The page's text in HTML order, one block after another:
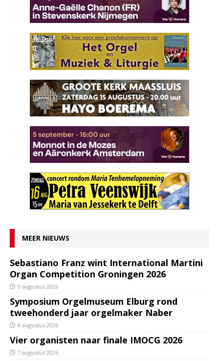
MEER NIEUWS
Sebastiano Franz wint International Martini
Organ Competition Groningen 2026
9 augustus 2026
Symposium Orgelmuseum Elburg rond
tweehonderd jaar orgelmaker Naber
8 augustus 2026
Vier organisten naar finale IMOCG 2026
7 augustus 2026